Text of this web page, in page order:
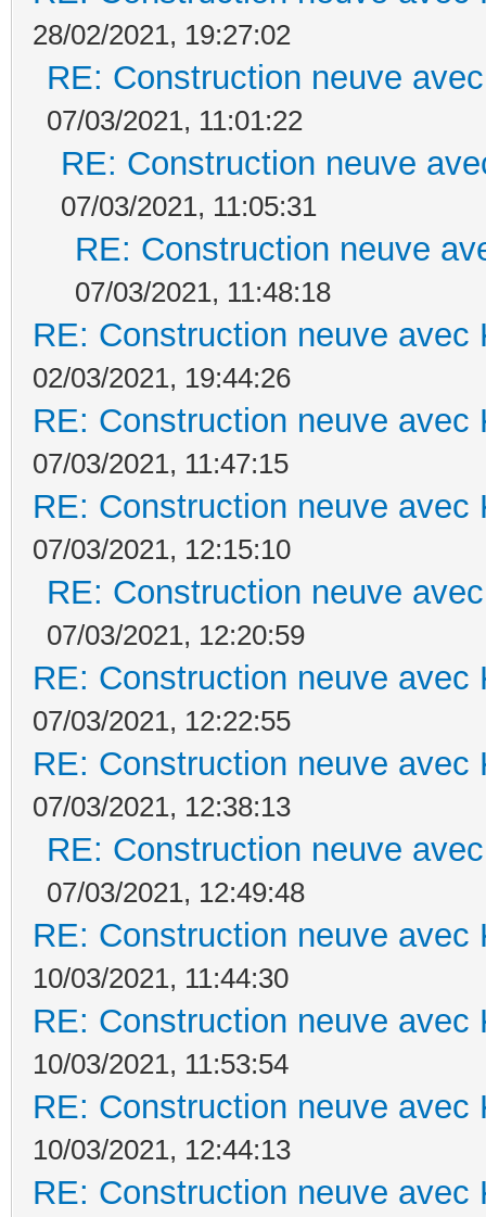
28/02/2021, 19:27:02
RE: Construction neuve
07/03/2021, 11:01:22
RE: Construction neuve
07/03/2021, 11:05:31
RE: Construction neuve
07/03/2021, 11:48:18
RE: Construction neuve avec
02/03/2021, 19:44:26
RE: Construction neuve avec
07/03/2021, 11:47:15
RE: Construction neuve avec
07/03/2021, 12:15:10
RE: Construction neuve
07/03/2021, 12:20:59
RE: Construction neuve avec
07/03/2021, 12:22:55
RE: Construction neuve avec
07/03/2021, 12:38:13
RE: Construction neuve
07/03/2021, 12:49:48
RE: Construction neuve avec
10/03/2021, 11:44:30
RE: Construction neuve avec
10/03/2021, 11:53:54
RE: Construction neuve avec
10/03/2021, 12:44:13
RE: Construction neuve avec